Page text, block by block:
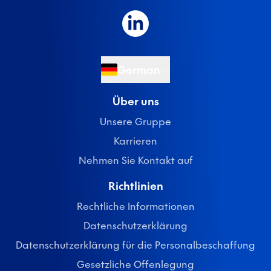
German
Über uns
Unsere Gruppe
Karrieren
Nehmen Sie Kontakt auf
Richtlinien
Rechtliche Informationen
Datenschutzerklärung
Datenschutzerklärung für die Personalbeschaffung
Gesetzliche Offenlegung